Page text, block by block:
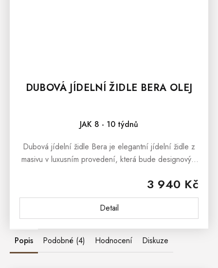
DUBOVÁ JÍDELNÍ ŽIDLE BERA OLEJ
JAK 8 - 10 týdnů
3 940 Kč
Detail
Dubová jídelní židle Bera je elegantní jídelní židle z
masivu v luxusním provedení, která bude designovým
Popis Podobné (4) Hodnocení Diskuze